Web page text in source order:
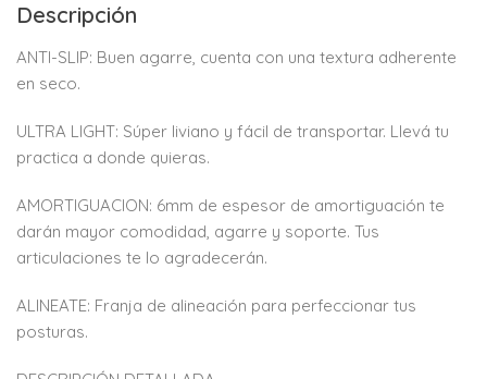
Descripción
ANTI-SLIP: Buen agarre, cuenta con una textura adherente
en seco.
ULTRA LIGHT: Súper liviano y fácil de transportar. Llevá tu
practica a donde quieras.
AMORTIGUACION: 6mm de espesor de amortiguación te
darán mayor comodidad, agarre y soporte. Tus
articulaciones te lo agradecerán.
ALINEATE: Franja de alineación para perfeccionar tus
posturas.